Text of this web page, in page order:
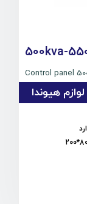
500kva-
Control panel